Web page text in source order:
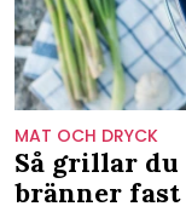
MAT OCH DRYCK
Så grillar du
bränner fast